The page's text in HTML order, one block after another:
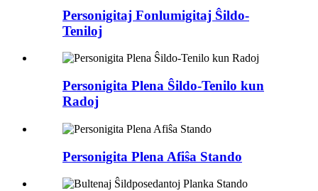
Personigitaj Fonlumigitaj Ŝildo-
Teniloj
Personigita Plena Ŝildo-Tenilo kun
Radoj
Personigita Plena Afiŝa Stando